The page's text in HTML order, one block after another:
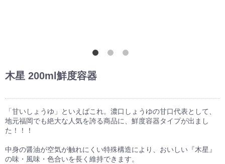
木星 200ml鮮度容器
「甘いしょうゆ」といえばこれ。濃口しょうゆの甘口代表として、
地元福岡でも絶大な人気を誇る商品に、鮮度容器タイプが出まし
た！！！
中身の醤油が空気が触れにくい特殊構造により、おいしい『木星』
の味・風味・色合いを長く維持できます。